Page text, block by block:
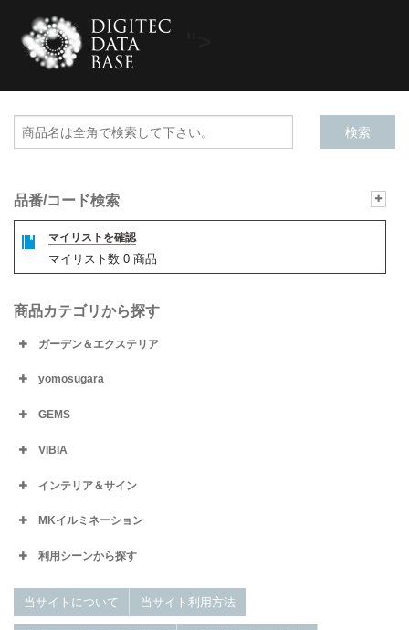
品番/コード検索
マイリストを確認
マイリスト数 0 商品
商品カテゴリから探す
ガーデン＆エクステリア
yomosugara
GEMS
VIBIA
インテリア＆サイン
MKイルミネーション
利用シーンから探す
当サイトについて 当サイト利用方法